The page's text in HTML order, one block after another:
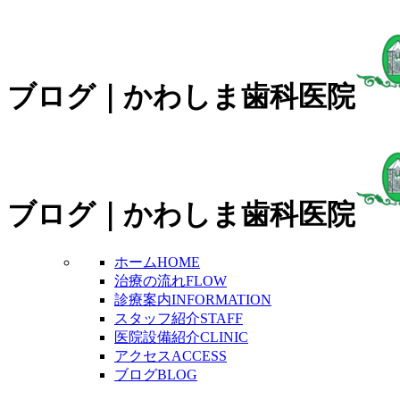
ブログ｜かわしま歯科医院
ブログ｜かわしま歯科医院
ホームHOME
治療の流れFLOW
診療案内INFORMATION
スタッフ紹介STAFF
医院設備紹介CLINIC
アクセスACCESS
ブログBLOG